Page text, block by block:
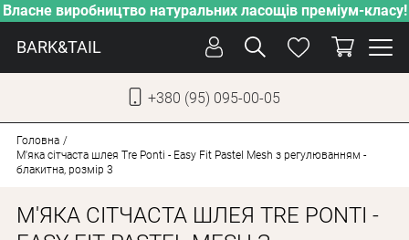
Власне виробництво натуральних ласощів преміум-класу!
BARK&TAIL
+380 (95) 095-00-05
КОТИ
Головна
М'яка сітчаста шлея Tre Ponti - Easy Fit Pastel Mesh з регулюванням -
блакитна, розмір 3
М'ЯКА СІТЧАСТА ШЛЕЯ TRE PONTI -